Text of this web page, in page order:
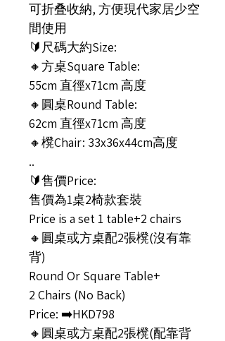
可折叠收納, 方便現代家居少空
間使用
🔰尺碼大約Size:
🔸方桌Square Table:
55cm 直徑x71cm 高度
🔸圓桌Round Table:
62cm 直徑x71cm 高度
🔸櫈Chair: 33x36x44cm高度
..
🔰售價Price:
售價為1桌2椅款套裝
Price is a set 1 table+2 chairs
🔸圓桌或方桌配2張櫈(沒有靠
背)
Round Or Square Table+
2 Chairs (No Back)
Price: ➡️HKD798
🔸圓桌或方桌配2張櫈(配靠背